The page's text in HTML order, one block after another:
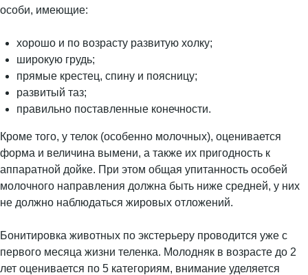
особи, имеющие:
хорошо и по возрасту развитую холку;
широкую грудь;
прямые крестец, спину и поясницу;
развитый таз;
правильно поставленные конечности.
Кроме того, у телок (особенно молочных), оценивается
форма и величина вымени, а также их пригодность к
аппаратной дойке. При этом общая упитанность особей
молочного направления должна быть ниже средней, у них
не должно наблюдаться жировых отложений.
Бонитировка животных по экстерьеру проводится уже с
первого месяца жизни теленка. Молодняк в возрасте до 2
лет оценивается по 5 категориям, внимание уделяется